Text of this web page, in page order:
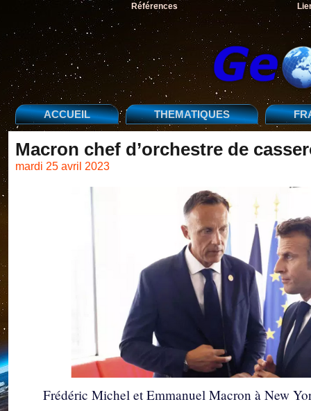
Références
ACCUEIL THEMATIQUES
Macron chef d’orchestre de
mardi 25 avril 2023
Frédéric Michel et Emmanuel Macron à New